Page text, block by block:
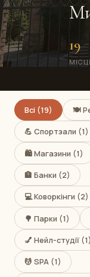
19
Всі (19) 🍽️
💪 Спортзали (1)
🛍️ Магазини (1)
🏦 Банки (2)
💻 Коворкінги (2)
🌳 Парки (1)
💅 Нейл-студії (1)
💆 SPA (1)